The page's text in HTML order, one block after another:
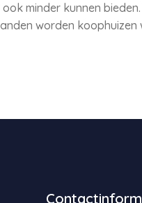
minder kunnen
worden koophuizen